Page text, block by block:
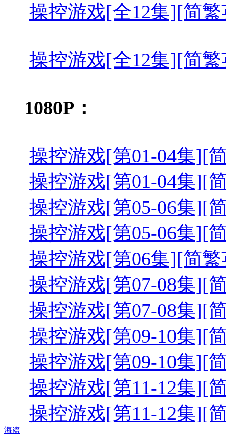
海盗
操控游戏[全12集][简繁
操控游戏[全12集][简繁
1080P：
操控游戏[第01-04集][
操控游戏[第01-04集][
操控游戏[第05-06集][
操控游戏[第05-06集][
操控游戏[第06集][简繁
操控游戏[第07-08集][
操控游戏[第07-08集][
操控游戏[第09-10集][
操控游戏[第09-10集][
操控游戏[第11-12集][
操控游戏[第11-12集][